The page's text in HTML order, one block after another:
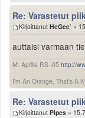
Re: Varastetut
Kirjoittanut HeGee` »
auttaisi varmaan
M: Aprilia RS -05 http://
I'm An Orange, That's A
Re: Varastetut
Kirjoittanut Pipes »